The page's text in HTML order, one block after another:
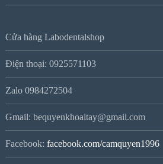
Cửa hàng Labodentalshop
Điện thoại: 0925571103
Zalo 0984272504
Gmail: bequyenkhoaitay@gmail.com
Facebook: facebook.com/camquyen1996